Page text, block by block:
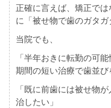
正確に言えば、矯正で
に「被せ物で歯のガタガ
当院でも、
「半年おきに転勤の可
期間の短い治療で歯並び
「既に前歯には被せ物
治したい」